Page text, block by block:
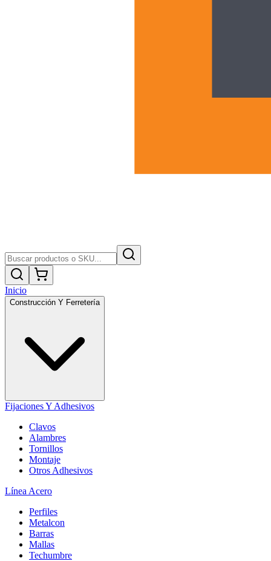
Inicio
Construcción Y Ferretería
Fijaciones Y Adhesivos
Clavos
Alambres
Tornillos
Montaje
Otros Adhesivos
Línea Acero
Perfiles
Metalcon
Barras
Mallas
Techumbre